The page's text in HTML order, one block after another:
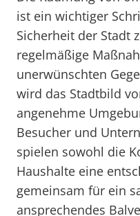
ist ein wichtiger
Sicherheit der Stadt
regelmäßige
unerwünschten
wird das Stadtbild
angenehme
Besucher und
spielen sowohl die
Haushalte eine
gemeinsam für ein
ansprechendes